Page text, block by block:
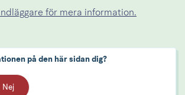
för mera information.
på den här sidan dig?
Nej